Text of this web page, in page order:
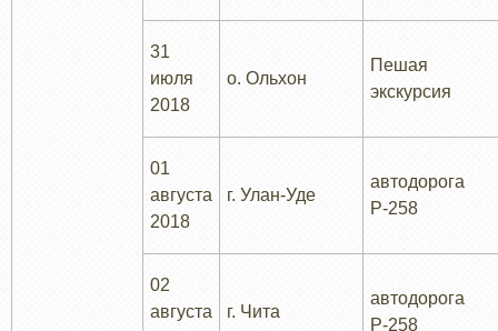
31
июля
2018
о. Ольхон
Пешая
экскурсия
01
августа
2018
г. Улан-Уде
автодорога
Р-258
02
августа
г. Чита
автодорога
Р-258